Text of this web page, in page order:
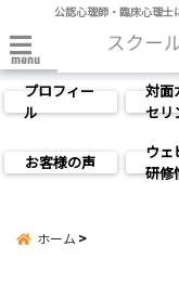
公認心理師・臨床心理士
menu
プロフィー
ル
対面
セリ
お客様の声
ウェ
研修
ホーム